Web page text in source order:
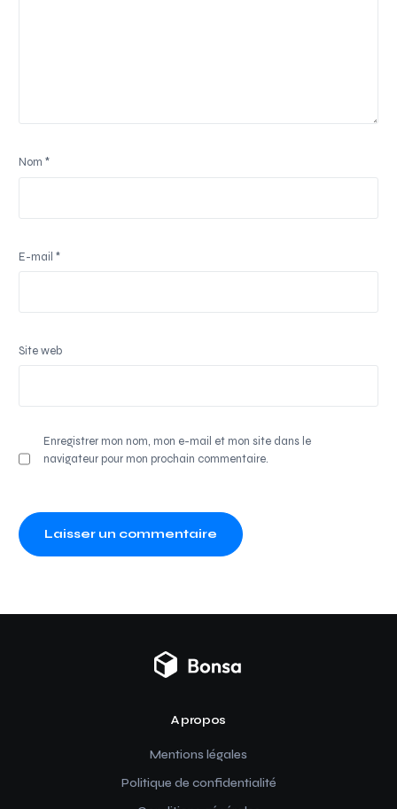
Nom*
E-mail*
Site web
Enregistrer mon nom, mon e-mail et mon site dans le
navigateur pour mon prochain commentaire.
A propos
Mentions légales
Politique de confidentialité